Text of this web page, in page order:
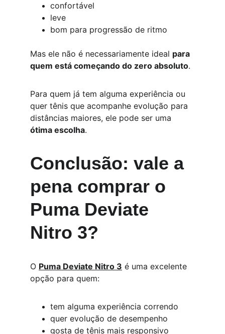
confortável
leve
bom para progressão de ritmo
Mas ele não é necessariamente ideal para
quem está começando do zero absoluto.
Para quem já tem alguma experiência ou
quer tênis que acompanhe evolução para
distâncias maiores, ele pode ser uma
ótima escolha.
Conclusão: vale a
pena comprar o
Puma Deviate
Nitro 3?
O Puma Deviate Nitro 3 é uma excelente
opção para quem:
tem alguma experiência correndo
quer evolução de desempenho
gosta de tênis mais responsivo